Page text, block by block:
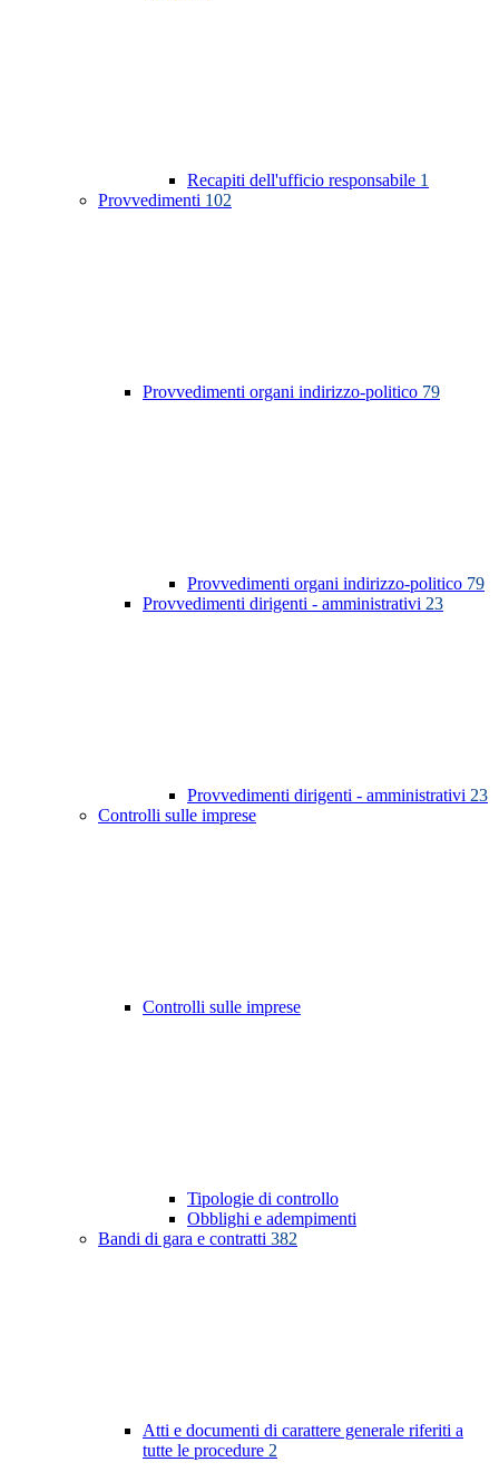
Recapiti dell'ufficio responsabile 1
Provvedimenti 102
Provvedimenti organi indirizzo-politico 79
Provvedimenti organi indirizzo-politico 79
Provvedimenti dirigenti - amministrativi 23
Provvedimenti dirigenti - amministrativi 23
Controlli sulle imprese
Controlli sulle imprese
Tipologie di controllo
Obblighi e adempimenti
Bandi di gara e contratti 382
Atti e documenti di carattere generale riferiti a
tutte le procedure 2